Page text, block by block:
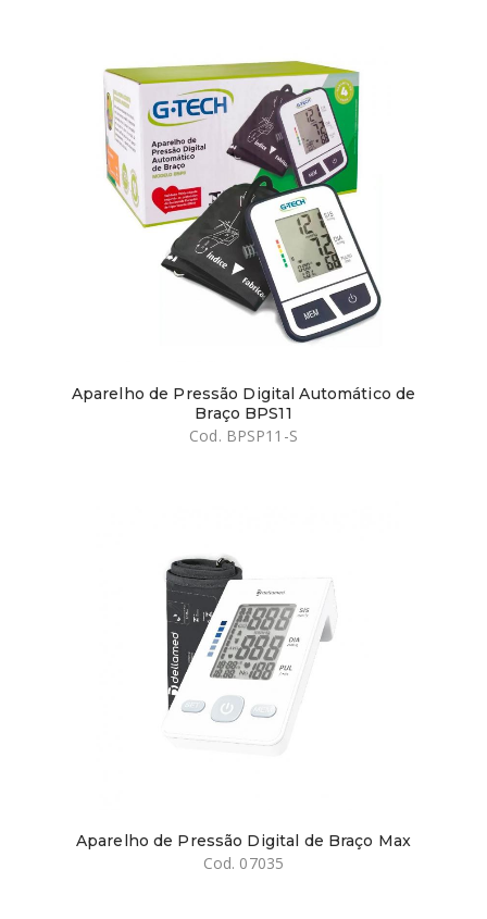
Aparelho de Pressão Digital Automático de
Braço BPS11
Cod. BPSP11-S
Aparelho de Pressão Digital de Braço Max
Cod. 07035